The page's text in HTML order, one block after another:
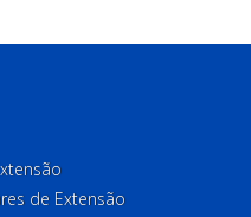
de Extensão